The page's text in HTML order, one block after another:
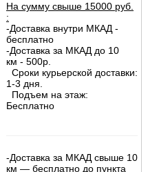
На сумму свыше 15000 руб.
:
-Доставка внутри МКАД -
бесплатно
-Доставка за МКАД до 10
км - 500р.
Сроки курьерской доставки:
1-3 дня.
Подъем на этаж:
Бесплатно
-Доставка за МКАД свыше 10
км — бесплатно до пункта